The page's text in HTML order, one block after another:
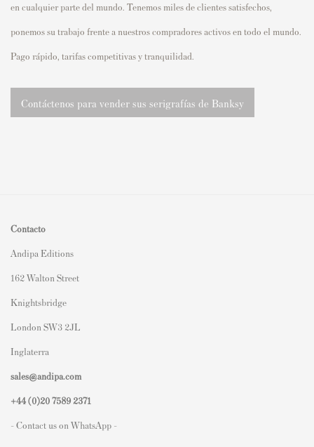
en cualquier parte del mundo. Tenemos miles de clientes satisfechos,
ponemos su trabajo frente a nuestros compradores activos en todo el mundo.
Pago rápido, tarifas competitivas y tranquilidad.
Contáctenos para vender sus serigrafías de Banksy
Contacto
Andipa Editions
162 Walton Street
Knightsbridge
London SW3 2JL
Inglaterra
sales@andipa.com
+44 (0)20 7589 2371
- Contact us on WhatsApp -